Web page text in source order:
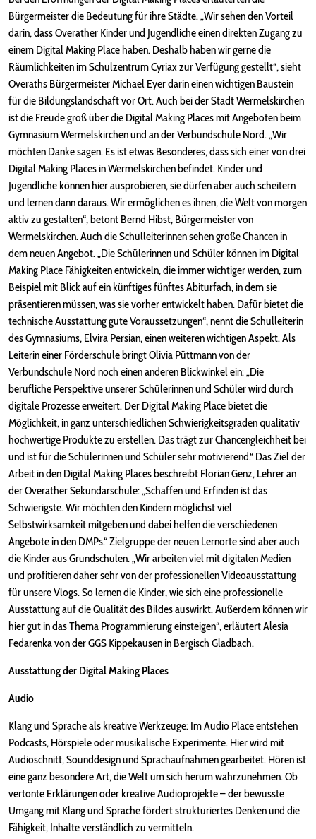
Bürgermeister die Bedeutung für ihre Städte. „Wir sehen den Vorteil
darin, dass Overather Kinder und Jugendliche einen direkten Zugang zu
einem Digital Making Place haben. Deshalb haben wir gerne die
Räumlichkeiten im Schulzentrum Cyriax zur Verfügung gestellt“, sieht
Overaths Bürgermeister Michael Eyer darin einen wichtigen Baustein
für die Bildungslandschaft vor Ort. Auch bei der Stadt Wermelskirchen
ist die Freude groß über die Digital Making Places mit Angeboten beim
Gymnasium Wermelskirchen und an der Verbundschule Nord. „Wir
möchten Danke sagen. Es ist etwas Besonderes, dass sich einer von drei
Digital Making Places in Wermelskirchen befindet. Kinder und
Jugendliche können hier ausprobieren, sie dürfen aber auch scheitern
und lernen dann daraus. Wir ermöglichen es ihnen, die Welt von morgen
aktiv zu gestalten“, betont Bernd Hibst, Bürgermeister von
Wermelskirchen. Auch die Schulleiterinnen sehen große Chancen in
dem neuen Angebot. „Die Schülerinnen und Schüler können im Digital
Making Place Fähigkeiten entwickeln, die immer wichtiger werden, zum
Beispiel mit Blick auf ein künftiges fünftes Abiturfach, in dem sie
präsentieren müssen, was sie vorher entwickelt haben. Dafür bietet die
technische Ausstattung gute Voraussetzungen“, nennt die Schulleiterin
des Gymnasiums, Elvira Persian, einen weiteren wichtigen Aspekt. Als
Leiterin einer Förderschule bringt Olivia Püttmann von der
Verbundschule Nord noch einen anderen Blickwinkel ein: „Die
berufliche Perspektive unserer Schülerinnen und Schüler wird durch
digitale Prozesse erweitert. Der Digital Making Place bietet die
Möglichkeit, in ganz unterschiedlichen Schwierigkeitsgraden qualitativ
hochwertige Produkte zu erstellen. Das trägt zur Chancengleichheit bei
und ist für die Schülerinnen und Schüler sehr motivierend.“ Das Ziel der
Arbeit in den Digital Making Places beschreibt Florian Genz, Lehrer an
der Overather Sekundarschule: „Schaffen und Erfinden ist das
Schwierigste. Wir möchten den Kindern möglichst viel
Selbstwirksamkeit mitgeben und dabei helfen die verschiedenen
Angebote in den DMPs.“ Zielgruppe der neuen Lernorte sind aber auch
die Kinder aus Grundschulen. „Wir arbeiten viel mit digitalen Medien
und profitieren daher sehr von der professionellen Videoausstattung
für unsere Vlogs. So lernen die Kinder, wie sich eine professionelle
Ausstattung auf die Qualität des Bildes auswirkt. Außerdem können wir
hier gut in das Thema Programmierung einsteigen“, erläutert Alesia
Fedarenka von der GGS Kippekausen in Bergisch Gladbach.
Ausstattung der Digital Making Places
Audio
Klang und Sprache als kreative Werkzeuge: Im Audio Place entstehen
Podcasts, Hörspiele oder musikalische Experimente. Hier wird mit
Audioschnitt, Sounddesign und Sprachaufnahmen gearbeitet. Hören ist
eine ganz besondere Art, die Welt um sich herum wahrzunehmen. Ob
vertonte Erklärungen oder kreative Audioprojekte – der bewusste
Umgang mit Klang und Sprache fördert strukturiertes Denken und die
Fähigkeit, Inhalte verständlich zu vermitteln.